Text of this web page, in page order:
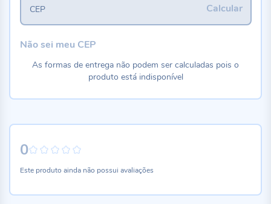
0
Este produto ainda não possui avaliações
Calcular
CEP
Não sei meu CEP
As formas de entrega não podem ser calculadas pois o
produto está indisponível